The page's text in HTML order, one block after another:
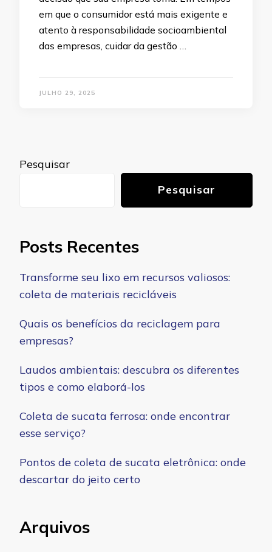
em que o consumidor está mais exigente e
atento à responsabilidade socioambiental
das empresas, cuidar da gestão …
JULHO 29, 2025
Pesquisar
Pesquisar
Posts Recentes
Transforme seu lixo em recursos valiosos:
coleta de materiais recicláveis
Quais os benefícios da reciclagem para
empresas?
Laudos ambientais: descubra os diferentes
tipos e como elaborá-los
Coleta de sucata ferrosa: onde encontrar
esse serviço?
Pontos de coleta de sucata eletrônica: onde
descartar do jeito certo
Arquivos